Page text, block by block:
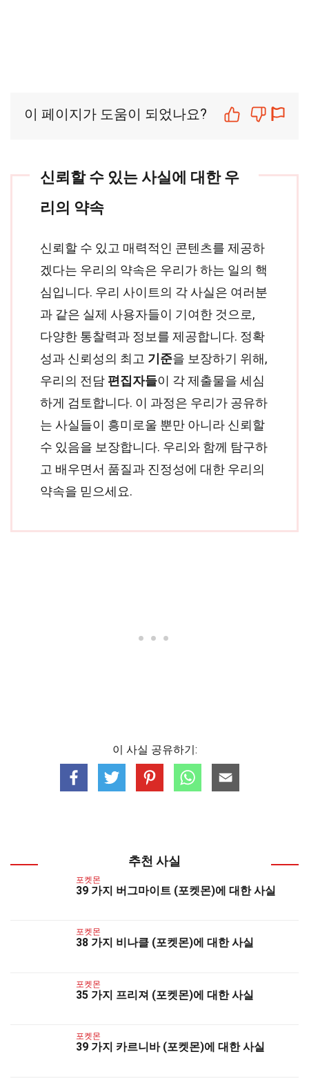
이 페이지가 도움이 되었나요?
신뢰할 수 있는 사실에 대한 우
리의 약속
신뢰할 수 있고 매력적인 콘텐츠를 제공하
겠다는 우리의 약속은 우리가 하는 일의 핵
심입니다. 우리 사이트의 각 사실은 여러분
과 같은 실제 사용자들이 기여한 것으로,
다양한 통찰력과 정보를 제공합니다. 정확
성과 신뢰성의 최고 기준을 보장하기 위해,
우리의 전담 편집자들이 각 제출물을 세심
하게 검토합니다. 이 과정은 우리가 공유하
는 사실들이 흥미로울 뿐만 아니라 신뢰할
수 있음을 보장합니다. 우리와 함께 탐구하
고 배우면서 품질과 진정성에 대한 우리의
약속을 믿으세요.
이 사실 공유하기:
추천 사실
포켓몬
39 가지 버그마이트 (포켓몬)에 대한 사실
포켓몬
38 가지 비나클 (포켓몬)에 대한 사실
포켓몬
35 가지 프리져 (포켓몬)에 대한 사실
포켓몬
39 가지 카르니바 (포켓몬)에 대한 사실